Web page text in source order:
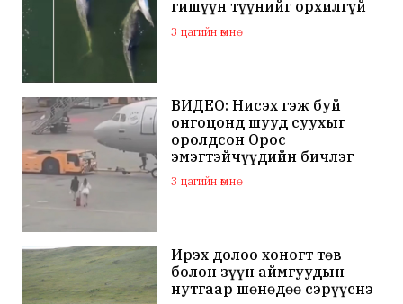
гишүүн түүнийг орхилгүй
сэлжээ
3 цагийн өмнө
ВИДЕО: Нисэх гэж буй
онгоцонд шууд суухыг
оролдсон Орос
эмэгтэйчүүдийн бичлэг
дэлхий нийтийн
анхааралд оров
3 цагийн өмнө
Ирэх долоо хоногт төв
болон зүүн аймгуудын
нутгаар шөнөдөө сэрүүснэ